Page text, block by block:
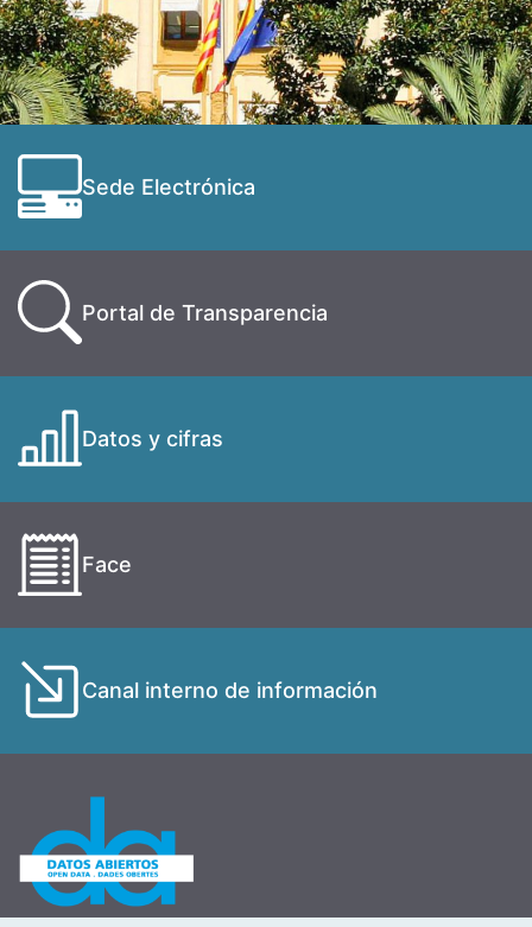
Sede Electrónica
Portal de Transparencia
Datos y cifras
Face
Canal interno de información